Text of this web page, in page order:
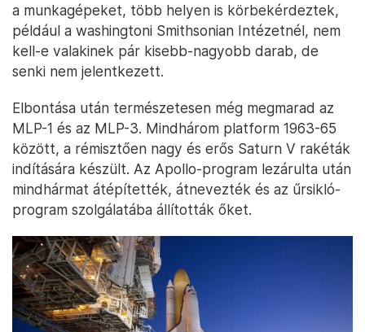
a munkagépeket, több helyen is körbekérdeztek,
például a washingtoni Smithsonian Intézetnél, nem
kell-e valakinek pár kisebb-nagyobb darab, de
senki nem jelentkezett.
Elbontása után természetesen még megmarad az
MLP-1 és az MLP-3. Mindhárom platform 1963-65
között, a rémisztően nagy és erős Saturn V rakéták
indítására készült. Az Apollo-program lezárulta után
mindhármat átépítették, átnevezték és az űrsikló-
program szolgálatába állították őket.